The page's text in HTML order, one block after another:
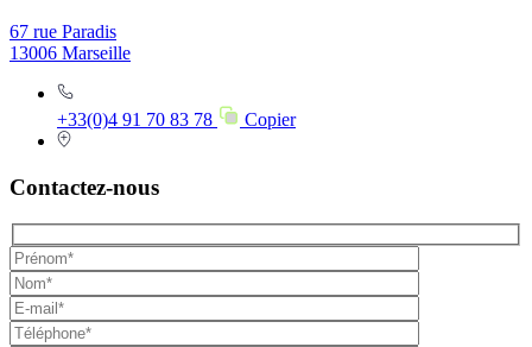
67 rue Paradis
13006 Marseille
+33(0)4 91 70 83 78 Copier
Contactez-nous